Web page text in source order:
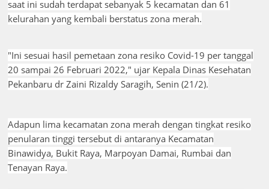
saat ini sudah terdapat sebanyak 5 kecamatan dan 61
kelurahan yang kembali berstatus zona merah.
"Ini sesuai hasil pemetaan zona resiko Covid-19 per tanggal
20 sampai 26 Februari 2022," ujar Kepala Dinas Kesehatan
Pekanbaru dr Zaini Rizaldy Saragih, Senin (21/2).
Adapun lima kecamatan zona merah dengan tingkat resiko
penularan tinggi tersebut di antaranya Kecamatan
Binawidya, Bukit Raya, Marpoyan Damai, Rumbai dan
Tenayan Raya.